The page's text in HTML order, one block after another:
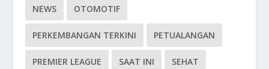
NEWS OTOMOTIF
PERKEMBANGAN TERKINI PETUALANGAN
PREMIER LEAGUE SAAT INI SEHAT